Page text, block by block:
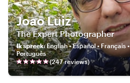
Joao Luiz
The Expert Photographer
Ik spreek:English • Español • Français •
Português
(247reviews)